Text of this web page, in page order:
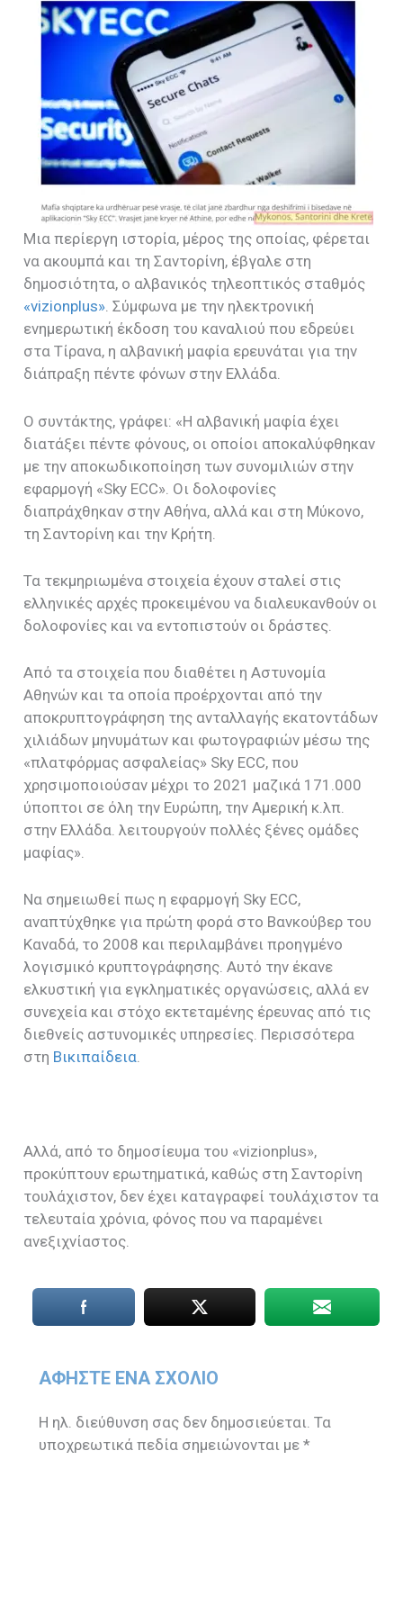
Μια περίεργη ιστορία, μέρος της οποίας, φέρεται
να ακουμπά και τη Σαντορίνη, έβγαλε στη
δημοσιότητα, ο αλβανικός τηλεοπτικός σταθμός
«vizionplus». Σύμφωνα με την ηλεκτρονική
ενημερωτική έκδοση του καναλιού που εδρεύει
στα Τίρανα, η αλβανική μαφία ερευνάται για την
διάπραξη πέντε φόνων στην Ελλάδα.
Ο συντάκτης, γράφει: «Η αλβανική μαφία έχει
διατάξει πέντε φόνους, οι οποίοι αποκαλύφθηκαν
με την αποκωδικοποίηση των συνομιλιών στην
εφαρμογή «Sky ECC». Οι δολοφονίες
διαπράχθηκαν στην Αθήνα, αλλά και στη Μύκονο,
τη Σαντορίνη και την Κρήτη.
Τα τεκμηριωμένα στοιχεία έχουν σταλεί στις
ελληνικές αρχές προκειμένου να διαλευκανθούν οι
δολοφονίες και να εντοπιστούν οι δράστες.
Από τα στοιχεία που διαθέτει η Αστυνομία
Αθηνών και τα οποία προέρχονται από την
αποκρυπτογράφηση της ανταλλαγής εκατοντάδων
χιλιάδων μηνυμάτων και φωτογραφιών μέσω της
«πλατφόρμας ασφαλείας» Sky ECC, που
χρησιμοποιούσαν μέχρι το 2021 μαζικά 171.000
ύποπτοι σε όλη την Ευρώπη, την Αμερική κ.λπ.
στην Ελλάδα. λειτουργούν πολλές ξένες ομάδες
μαφίας».
Να σημειωθεί πως η εφαρμογή Sky ECC,
αναπτύχθηκε για πρώτη φορά στο Βανκούβερ του
Καναδά, το 2008 και περιλαμβάνει προηγμένο
λογισμικό κρυπτογράφησης. Αυτό την έκανε
ελκυστική για εγκληματικές οργανώσεις, αλλά εν
συνεχεία και στόχο εκτεταμένης έρευνας από τις
διεθνείς αστυνομικές υπηρεσίες. Περισσότερα
στη Βικιπαίδεια.
Αλλά, από το δημοσίευμα του «vizionplus»,
προκύπτουν ερωτηματικά, καθώς στη Σαντορίνη
τουλάχιστον, δεν έχει καταγραφεί τουλάχιστον τα
τελευταία χρόνια, φόνος που να παραμένει
ανεξιχνίαστος.
ΑΦΉΣΤΕ ΈΝΑ ΣΧΌΛΙΟ
Η ηλ. διεύθυνση σας δεν δημοσιεύεται. Τα
υποχρεωτικά πεδία σημειώνονται με*